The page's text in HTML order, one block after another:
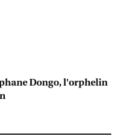
Dongo, l'orphelin